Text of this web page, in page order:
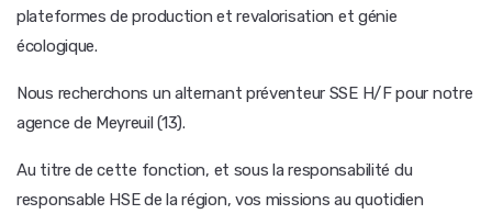
plateformes de production et revalorisation et génie
écologique.
Nous recherchons un alternant préventeur SSE H/F pour notre
agence de Meyreuil (13).
Au titre de cette fonction, et sous la responsabilité du
responsable HSE de la région, vos missions au quotidien